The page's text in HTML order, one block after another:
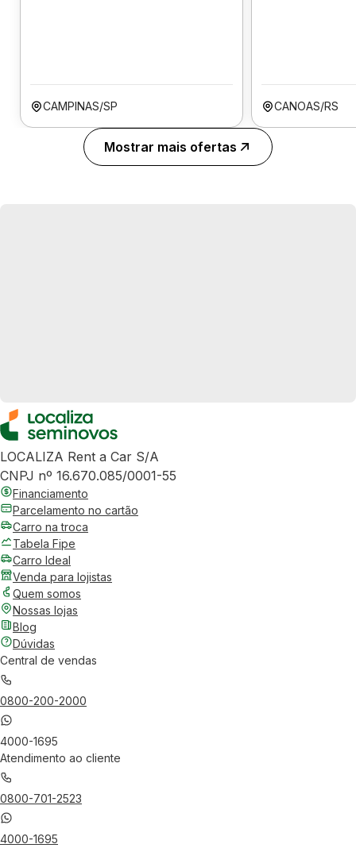
CAMPINAS/SP CANOAS/RS
Mostrar mais ofertas
LOCALIZA Rent a Car S/A
CNPJ nº 16.670.085/0001-55
Financiamento
Parcelamento no cartão
Carro na troca
Tabela Fipe
Carro Ideal
Venda para lojistas
Quem somos
Nossas lojas
Blog
Dúvidas
Central de vendas
0800-200-2000
4000-1695
Atendimento ao cliente
0800-701-2523
4000-1695